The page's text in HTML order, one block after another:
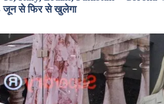
जून से फिर से खुलेगा